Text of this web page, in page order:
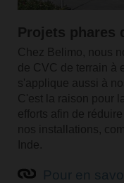
Projets phares
Chez Belimo, nous
de CVC de terrain à
s'applique aussi à
C'est la raison pour
efforts afin de
nos installations,
Inde.